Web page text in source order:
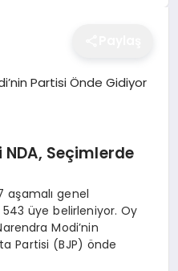
NDA, Seçimlerde
aşamalı genel
üye belirleniyor. Oy
Modi’nin
Partisi (BJP) önde